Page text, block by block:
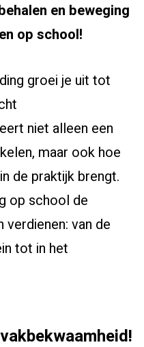
en beweging
op school!
groei je uit tot
niet alleen een
maar ook hoe
de praktijk brengt.
op school de
verdienen: van de
tot in het